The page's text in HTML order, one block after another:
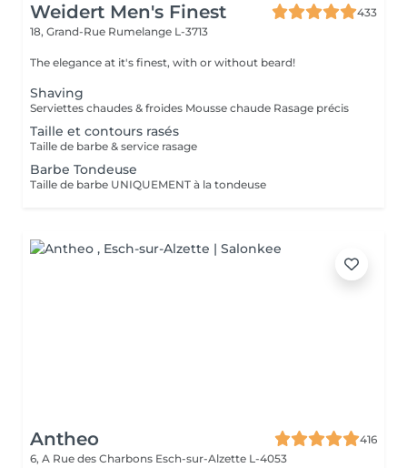
Weidert Men's Finest
433
18, Grand-Rue Rumelange L-3713
The elegance at it's finest, with or without beard!
Shaving
Serviettes chaudes & froides Mousse chaude Rasage précis
Taille et contours rasés
Taille de barbe & service rasage
Barbe Tondeuse
Taille de barbe UNIQUEMENT à la tondeuse
Antheo
416
6, A Rue des Charbons Esch-sur-Alzette L-4053